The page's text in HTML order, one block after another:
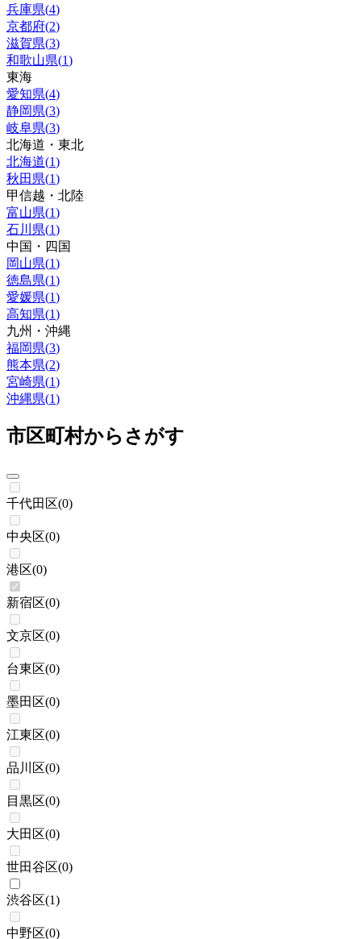
兵庫県(4)
京都府(2)
滋賀県(3)
和歌山県(1)
東海
愛知県(4)
静岡県(3)
岐阜県(3)
北海道・東北
北海道(1)
秋田県(1)
甲信越・北陸
富山県(1)
石川県(1)
中国・四国
岡山県(1)
徳島県(1)
愛媛県(1)
高知県(1)
九州・沖縄
福岡県(3)
熊本県(2)
宮崎県(1)
沖縄県(1)
市区町村からさがす
千代田区(0)
中央区(0)
港区(0)
新宿区(0)
文京区(0)
台東区(0)
墨田区(0)
江東区(0)
品川区(0)
目黒区(0)
大田区(0)
世田谷区(0)
渋谷区(1)
中野区(0)